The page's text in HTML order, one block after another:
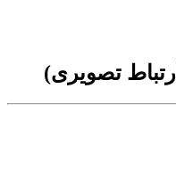
تصویری)